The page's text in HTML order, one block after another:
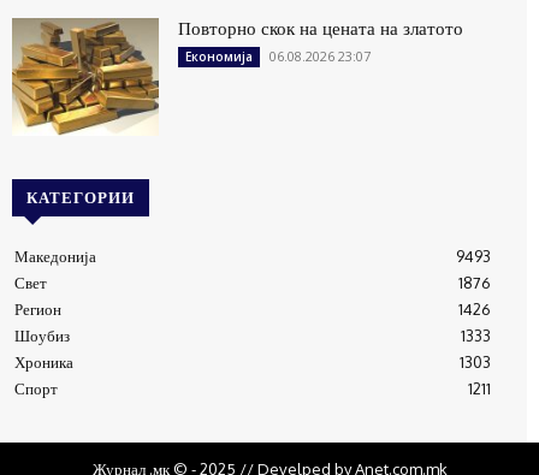
Повторно скок на цената на златото
Економија 06.08.2026 23:07
КАТЕГОРИИ
Македонија
9493
Свет
1876
Регион
1426
Шоубиз
1333
Хроника
1303
Спорт
1211
Журнал .мк © - 2025 // Develped by Anet.com.mk